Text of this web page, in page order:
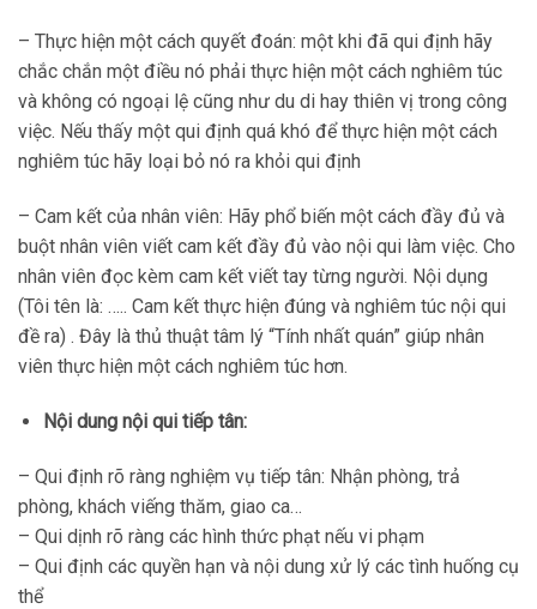
– Thực hiện một cách quyết đoán: một khi đã qui định hãy
chắc chắn một điều nó phải thực hiện một cách nghiêm túc
và không có ngoại lệ cũng như du di hay thiên vị trong công
việc. Nếu thấy một qui định quá khó để thực hiện một cách
nghiêm túc hãy loại bỏ nó ra khỏi qui định
– Cam kết của nhân viên: Hãy phổ biến một cách đầy đủ và
buột nhân viên viết cam kết đầy đủ vào nội qui làm việc. Cho
nhân viên đọc kèm cam kết viết tay từng người. Nội dụng
(Tôi tên là: ….. Cam kết thực hiện đúng và nghiêm túc nội qui
đề ra) . Đây là thủ thuật tâm lý “Tính nhất quán” giúp nhân
viên thực hiện một cách nghiêm túc hơn.
Nội dung nội qui tiếp tân:
– Qui định rõ ràng nghiệm vụ tiếp tân: Nhận phòng, trả
phòng, khách viếng thăm, giao ca…
– Qui dịnh rõ ràng các hình thức phạt nếu vi phạm
– Qui định các quyền hạn và nội dung xử lý các tình huống cụ
thể